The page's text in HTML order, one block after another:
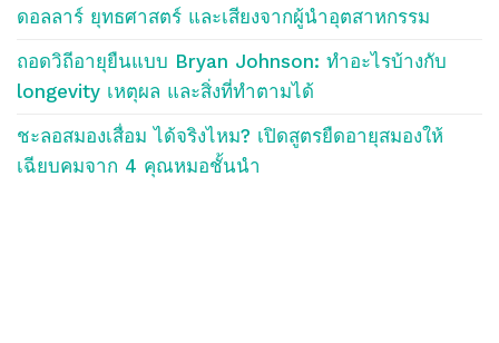
ดอลลาร์ ยุทธศาสตร์ และเสียงจากผู้นำอุตสาหกรรม
ถอดวิถีอายุยืนแบบ Bryan Johnson: ทำอะไรบ้างกับ
longevity เหตุผล และสิ่งที่ทำตามได้
ชะลอสมองเสื่อม ได้จริงไหม? เปิดสูตรยืดอายุสมองให้
เฉียบคมจาก 4 คุณหมอชั้นนำ